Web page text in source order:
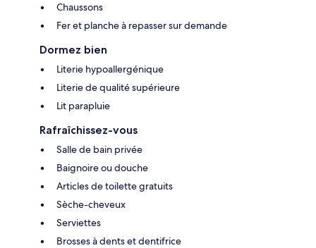
Chaussons
Fer et planche à repasser sur demande
Dormez bien
Literie hypoallergénique
Literie de qualité supérieure
Lit parapluie
Rafraîchissez-vous
Salle de bain privée
Baignoire ou douche
Articles de toilette gratuits
Sèche-cheveux
Serviettes
Brosses à dents et dentifrice